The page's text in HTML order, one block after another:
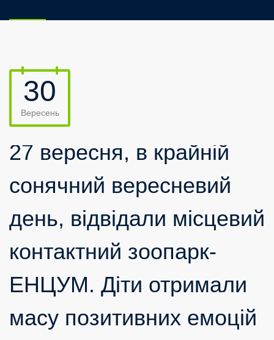
30
Вересень
27 вересня, в крайній
сонячний вересневий
день, відвідали місцевий
контактний зоопарк-
ЕНЦУМ. Діти отримали
масу позитивних емоцій